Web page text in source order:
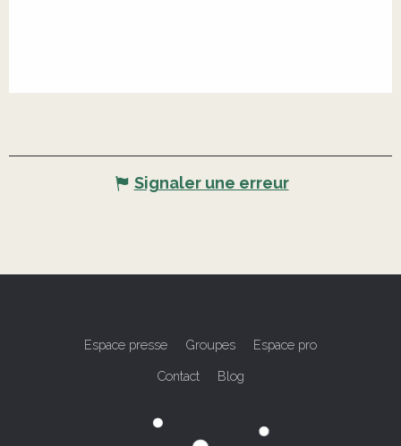
Signaler une erreur
Espace presse Groupes Espace pro
Contact Blog